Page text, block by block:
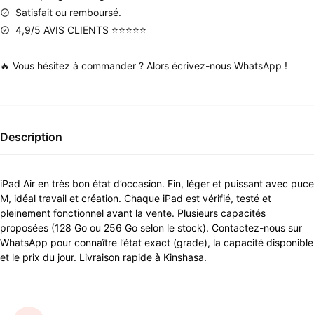
Satisfait ou remboursé.
4,9/5 AVIS CLIENTS ⭐⭐⭐⭐⭐
🔥 Vous hésitez à commander ? Alors écrivez-nous WhatsApp !
Description
iPad Air en très bon état d’occasion. Fin, léger et puissant avec puce
M, idéal travail et création. Chaque iPad est vérifié, testé et
pleinement fonctionnel avant la vente. Plusieurs capacités
proposées (128 Go ou 256 Go selon le stock). Contactez-nous sur
WhatsApp pour connaître l’état exact (grade), la capacité disponible
et le prix du jour. Livraison rapide à Kinshasa.